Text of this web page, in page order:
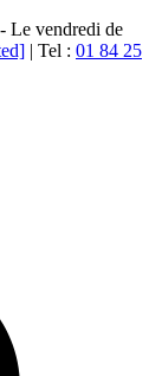
Le vendredi de
| Tel : 01 84 25